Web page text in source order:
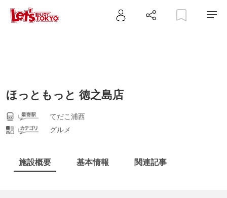
ほっともっと 徳之島店
てだこ浦西
グルメ
施設概要 基本情報 関連記事